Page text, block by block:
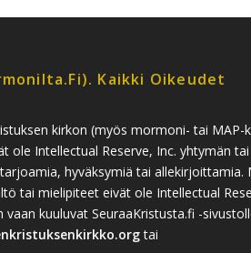
Kaikki Oikeudet
kirkon (myös mormoni- tai MAP-
ole Intellectual Reserve, Inc. yhtymän tai
hyväksymiä tai allekirjoittamia.
tai mielipiteet eivät ole Intellectual
kuuluvat SeuraaKristusta.fi -
tai